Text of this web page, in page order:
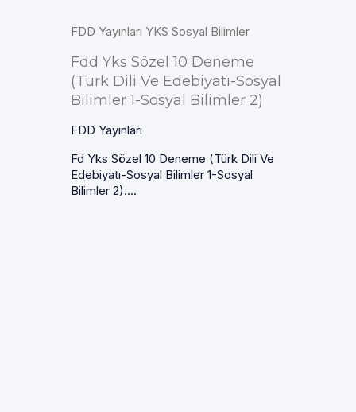
FDD Yayınları YKS Sosyal Bilimler
Fdd Yks Sözel 10 Deneme
(Türk Dili Ve Edebiyatı-Sosyal
Bilimler 1-Sosyal Bilimler 2)
FDD Yayınları
Fd Yks Sözel 10 Deneme (Türk Dili Ve
Edebiyatı-Sosyal Bilimler 1-Sosyal
Bilimler 2)....